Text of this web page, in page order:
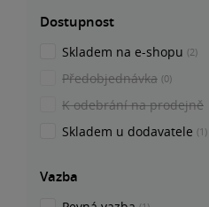
Dostupnost
Skladem na e-shopu (2)
Předobjednávka (0)
K odebrání na prodejně
Skladem u dodavatele (1)
Vazba